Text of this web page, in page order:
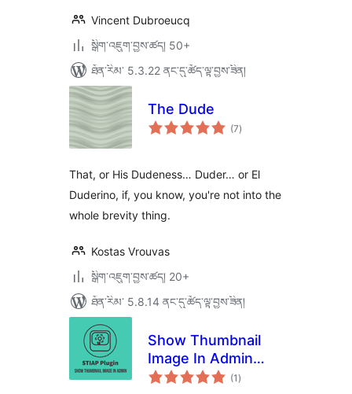
Vincent Dubroeucq
སྒྲིག་འཇུག་བྱས་ཚད། 50+
ཐོན་རིམ་ 5.3.22 ནང་དུ་ཚོད་ལྟ་བྱས་ཟིན།
The Dude
(7གདེང་
འཇོག་
)
That, or His Dudeness… Duder… or El
Duderino, if, you know, you're not into the
whole brevity thing.
Kostas Vrouvas
སྒྲིག་འཇུག་བྱས་ཚད། 20+
ཐོན་རིམ་ 5.8.14 ནང་དུ་ཚོད་ལྟ་བྱས་ཟིན།
Show Thumbnail
Image In Admin
Post / Page List
(1 གདེང་
འཇོག་
)